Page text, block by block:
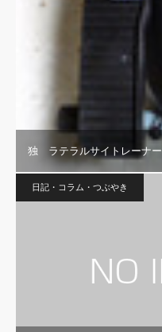
独 ラテラルサイトレーナー
日記・コラム・つぶやき